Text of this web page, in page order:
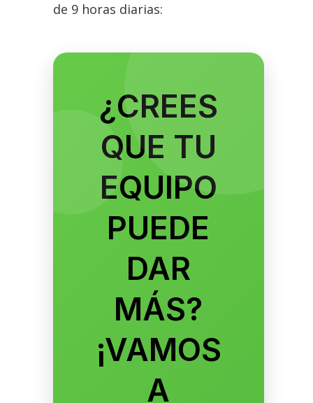
de 9 horas diarias:
¿CREES
QUE TU
EQUIPO
PUEDE
DAR
MÁS?
¡VAMOS
A